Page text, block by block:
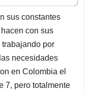
sus constantes
con sus
por
necesidades
en Colombia el
7, pero totalmente